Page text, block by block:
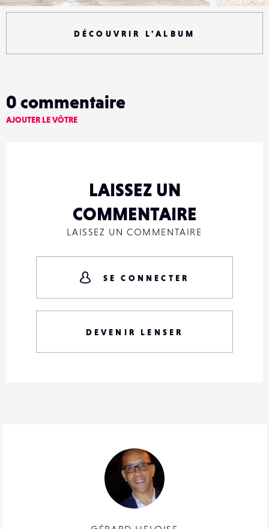
DÉCOUVRIR L'ALBUM
0 commentaire
AJOUTER LE VÔTRE
LAISSEZ UN
COMMENTAIRE
LAISSEZ UN COMMENTAIRE
SE CONNECTER
DEVENIR LENSER